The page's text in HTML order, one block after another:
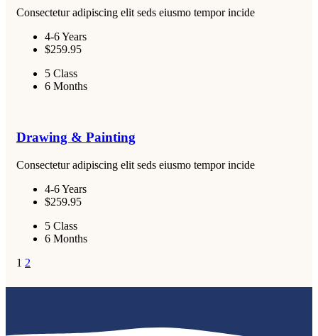
Consectetur adipiscing elit seds eiusmo tempor incide
4-6 Years
$259.95
5 Class
6 Months
Drawing & Painting
Consectetur adipiscing elit seds eiusmo tempor incide
4-6 Years
$259.95
5 Class
6 Months
1 2